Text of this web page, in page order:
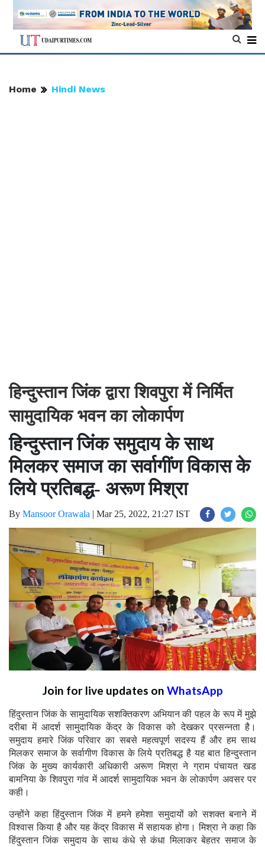
Home Hindi News
हिन्दुस्तान जिंक द्वारा शिवपुरा में निर्मित
सामुदायिक भवन का लोकार्पण
हिन्दुस्तान जिंक समुदाय के साथ
मिलकर समाज का सर्वागींण विकास के
लिये प्रतिबद्ध- अरूण मिश्रा
By Mansoor Orawala | Mar 25, 2022, 21:27 IST
Join for live updates on WhatsApp
हिंदुस्तान जिंक के सामुदायिक सशक्तिकरण अभियान की पहल के रूप में मुझे
दरीबा में आदर्श सामुदायिक केंद्र के विकास को देखकर प्रसन्नता है।
समुदाय हमारे जिंक परिवार का सबसे महत्वपूर्ण सदस्य हैं और हम साथ
मिलकर समाज के सर्वागीण विकास के लिये प्रतिबद्ध है यह बात हिन्दुस्तान
जिंक के मुख्य कार्यकारी अधिकारी अरूण मिश्रा ने ग्राम पंचायत खड
बामनिया के शिवपुरा गांव में आदर्श सामुदायिक भवन के लोकार्पण अवसर पर
कही।
उन्होंने कहा हिंदुस्तान जिंक में हमने हमेशा समुदायों को सशक्त बनाने में
विश्वास किया है और यह केंद्र विकास में सहायक होगा। मिश्रा ने कहा कि
हिंदुस्तान जिंक समुदाय के साथ कंधे से कंधा मिलाकर बेहतर समाज के